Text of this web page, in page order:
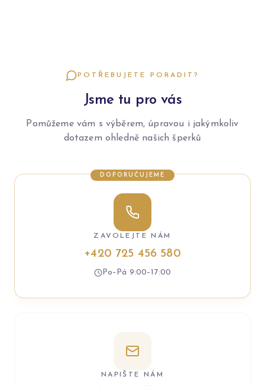
POTŘEBUJETE PORADIT?
Jsme tu pro vás
Pomůžeme vám s výběrem, úpravou i jakýmkoliv
dotazem ohledně našich šperků
DOPORUČUJEME
ZAVOLEJTE NÁM
+420 725 456 580
Po–Pá 9:00–17:00
NAPIŠTE NÁM